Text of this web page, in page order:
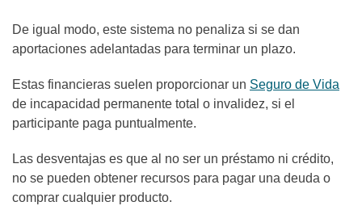
De igual modo, este sistema no penaliza si se dan
aportaciones adelantadas para terminar un plazo.
Estas financieras suelen proporcionar un Seguro de Vida
de incapacidad permanente total o invalidez, si el
participante paga puntualmente.
Las desventajas es que al no ser un préstamo ni crédito,
no se pueden obtener recursos para pagar una deuda o
comprar cualquier producto.